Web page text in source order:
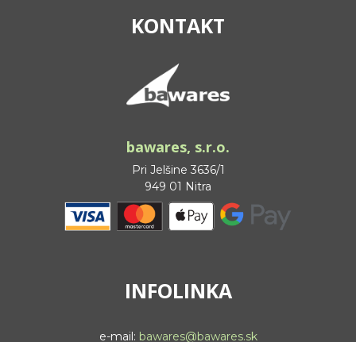
KONTAKT
bawares, s.r.o.
Pri Jelšine 3636/1
949 01 Nitra
INFOLINKA
e-mail: bawares@bawares.sk